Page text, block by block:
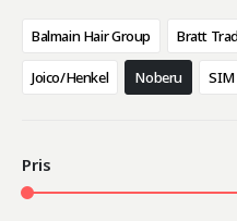
Balmain Hair Group Bratt
Joico/Henkel Noberu SIM
Pris